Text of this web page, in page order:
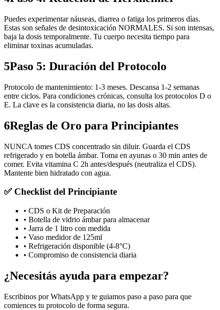
Puedes experimentar náuseas, diarrea o fatiga los primeros días.
Estas son señales de desintoxicación NORMALES. Si son intensas,
baja la dosis temporalmente. Tu cuerpo necesita tiempo para
eliminar toxinas acumuladas.
5Paso 5: Duración del Protocolo
Protocolo de mantenimiento: 1-3 meses. Descansa 1-2 semanas
entre ciclos. Para condiciones crónicas, consulta los protocolos D o
E. La clave es la consistencia diaria, no las dosis altas.
6Reglas de Oro para Principiantes
NUNCA tomes CDS concentrado sin diluir. Guarda el CDS
refrigerado y en botella ámbar. Toma en ayunas o 30 min antes de
comer. Evita vitamina C 2h antes/después (neutraliza el CDS).
Mantente bien hidratado con agua.
✅ Checklist del Principiante
• CDS o Kit de Preparación
• Botella de vidrio ámbar para almacenar
• Jarra de 1 litro con medida
• Vaso medidor de 125ml
• Refrigeración disponible (4-8°C)
• Compromiso de consistencia diaria
¿Necesitás ayuda para empezar?
Escribinos por WhatsApp y te guiamos paso a paso para que
comiences tu protocolo de forma segura.